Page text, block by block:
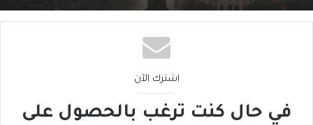
اشترك الآن
في حال كنت ترغب بالحصول على